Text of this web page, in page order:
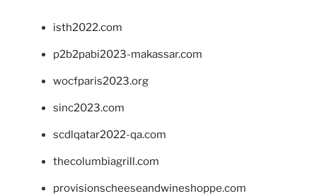
isth2022.com
p2b2pabi2023-makassar.com
wocfparis2023.org
sinc2023.com
scdlqatar2022-qa.com
thecolumbiagrill.com
provisionscheeseandwineshoppe.com